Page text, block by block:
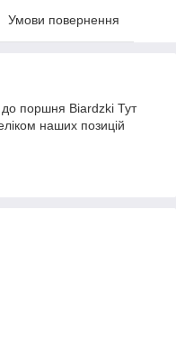
Умови повернення
поршня Biardzki Тут
наших позицій